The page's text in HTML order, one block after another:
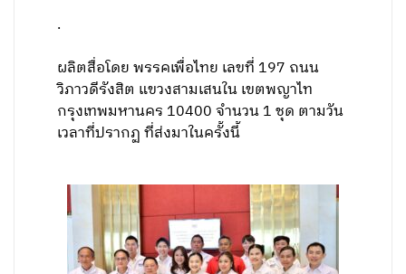
.
ผลิตสื่อโดย พรรคเพื่อไทย เลขที่ 197 ถนน
วิภาวดีรังสิต แขวงสามเสนใน เขตพญาไท
กรุงเทพมหานคร 10400 จำนวน 1 ชุด ตามวัน
เวลาที่ปรากฏ ที่ส่งมาในครั้งนี้